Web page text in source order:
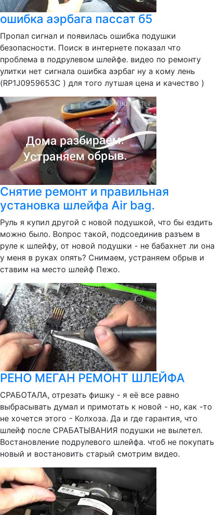
ошибка аэрбага пассат б5
Пропал сигнал и появилась ошибка подушки
безопасности. Поиск в интернете показал что
проблема в подрулевом шлейфе. видео по ремонту
улитки нет сигнала ошибка аэрбаг ну а кому лень
(RP1J0959653C ) для того лутшая цена и качество )
Снятие ремонт и правильная
установка шлейфа Air bag.
Руль я купил другой с новой подушкой, что бы ездить
можно было. Вопрос такой, подсоединив разъем в
руле к шлейфу, от новой подушки - не бабахнет ли она
у меня в руках опять? Снимаем, устраняем обрыв и
ставим на место шлейф Пежо.
РЕНО МЕГАН РЕМОНТ ШЛЕЙФА
СРАБОТАЛА, отрезать фишку - я её все равно
выбрасывать думал и примотать к новой - но, как -то
не хочется этого - Колхоза. Да и где гарантия, что
шлейф после СРАБАТЫВАНИЯ подушки не вылетел.
Востановление подрулевого шлейфа. чтоб не покупать
новый и востановить старый смотрим видео.